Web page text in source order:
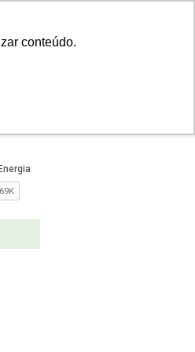
conteúdo.